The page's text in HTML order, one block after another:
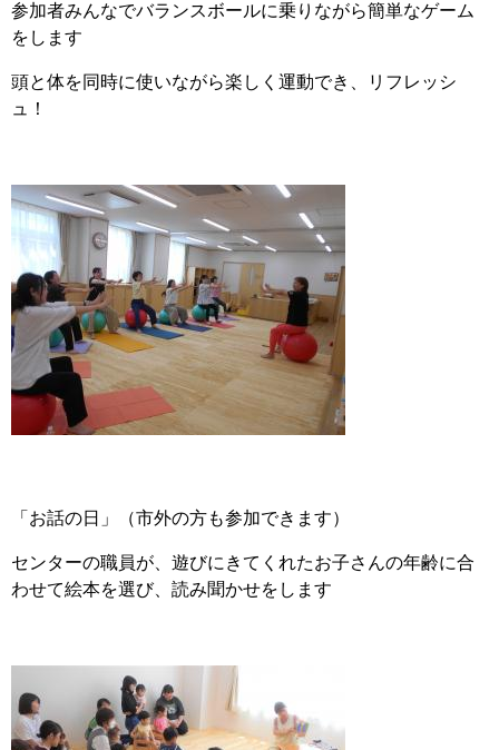
参加者みんなでバランスボールに乗りながら簡単なゲーム
をします
頭と体を同時に使いながら楽しく運動でき、リフレッシ
ュ！
「お話の日」（市外の方も参加できます）
センターの職員が、遊びにきてくれたお子さんの年齢に合
わせて絵本を選び、読み聞かせをします